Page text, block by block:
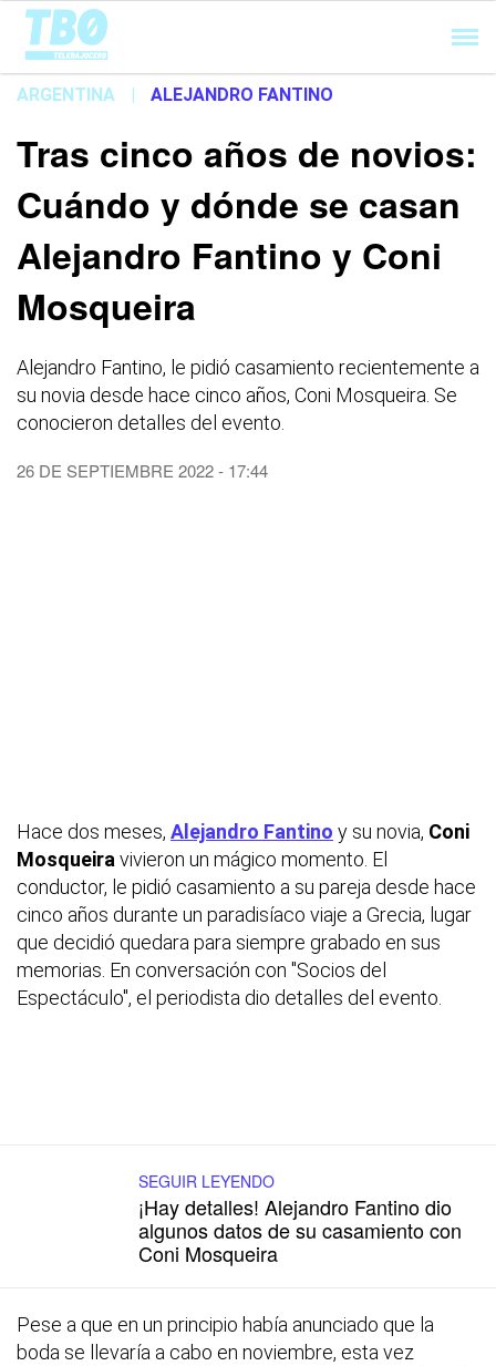
Cargando...
ARGENTINA | ALEJANDRO FANTINO
Tras cinco años de novios:
Cuándo y dónde se casan
Alejandro Fantino y Coni
Mosqueira
Alejandro Fantino, le pidió casamiento recientemente a
su novia desde hace cinco años, Coni Mosqueira. Se
conocieron detalles del evento.
26 DE SEPTIEMBRE 2022 - 17:44
Hace dos meses, Alejandro Fantino y su novia, Coni
Mosqueira vivieron un mágico momento. El
conductor, le pidió casamiento a su pareja desde hace
cinco años durante un paradisíaco viaje a Grecia, lugar
que decidió quedara para siempre grabado en sus
memorias. En conversación con "Socios del
Espectáculo", el periodista dio detalles del evento.
SEGUIR LEYENDO
¡Hay detalles! Alejandro Fantino dio
algunos datos de su casamiento con
Coni Mosqueira
Pese a que en un principio había anunciado que la
boda se llevaría a cabo en noviembre, esta vez